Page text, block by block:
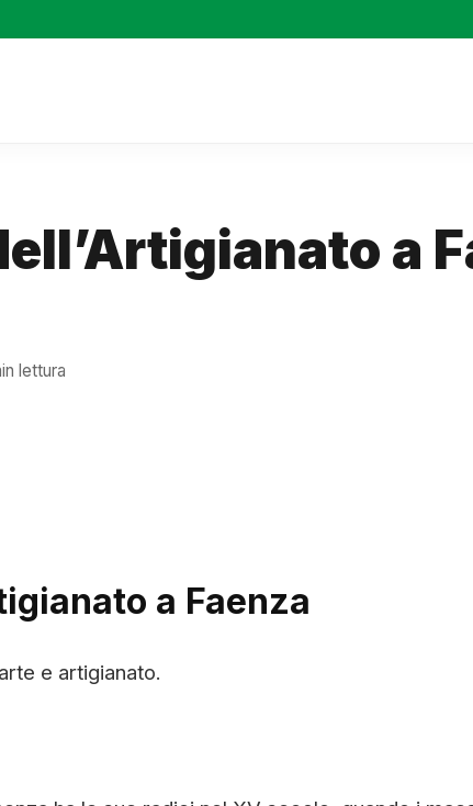
a
lettura
a Faenza
e artigianato.